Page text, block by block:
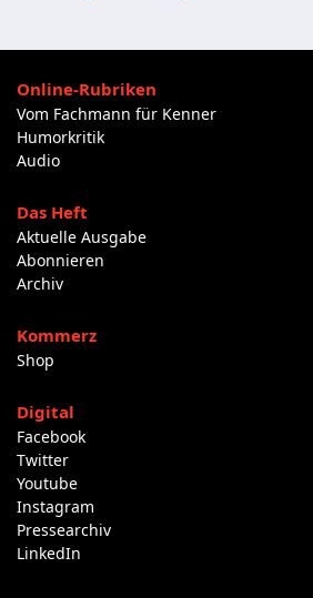
Online-Rubriken
Vom Fachmann für Kenner
Humorkritik
Audio
Das Heft
Aktuelle Ausgabe
Abonnieren
Archiv
Kommerz
Shop
Digital
Facebook
Twitter
Youtube
Instagram
Pressearchiv
LinkedIn